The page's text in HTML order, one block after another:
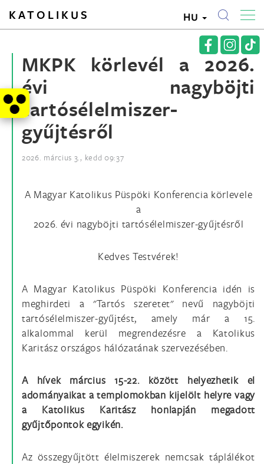
KATOLIKUS HU
MKPK körlevél a 2026.
évi nagyböjti
tartósélelmiszer-
gyűjtésről
2026. március 3., kedd 09:37
A Magyar Katolikus Püspöki Konferencia körlevele
a
2026. évi nagyböjti tartósélelmiszer-gyűjtésről
Kedves Testvérek!
A Magyar Katolikus Püspöki Konferencia idén is
meghirdeti a "Tartós szeretet" nevű nagyböjti
tartósélelmiszer-gyűjtést, amely már a 15.
alkalommal kerül megrendezésre a Katolikus
Karitász országos hálózatának szervezésében.
A hívek március 15-22. között helyezhetik el
adományaikat a templomokban kijelölt helyre vagy
a Katolikus Karitász honlapján megadott
gyűjtőpontok egyikén.
Az összegyűjtött élelmiszerek nemcsak táplálékot